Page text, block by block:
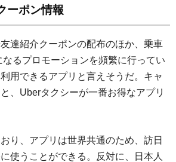
ーポン情報
達紹介クーポンの配布のほか、乗車
るプロモーションを頻繁に行ってい
用できるアプリと言えそうだ。キャ
、Uberタクシーが一番お得なアプリ
り、アプリは世界共通のため、訪日
使うことができる。反対に、日本人